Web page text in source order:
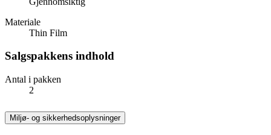
Materiale
Thin Film
Salgspakkens indhold
Antal i pakken
2
Miljø- og sikkerhedsoplysninger